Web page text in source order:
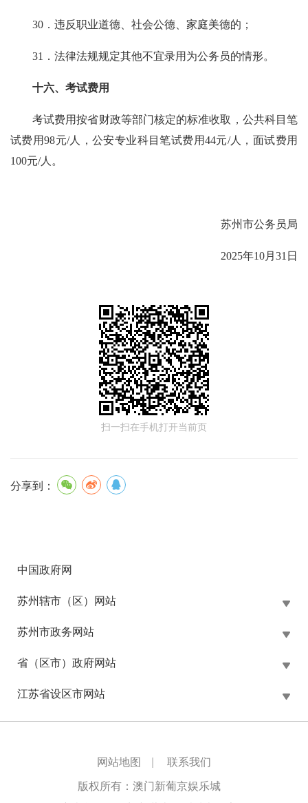
30．违反职业道德、社会公德、家庭美德的；
31．法律法规规定其他不宜录用为公务员的情形。
十六、考试费用
考试费用按省财政等部门核定的标准收取，公共科目笔
试费用98元/人，公安专业科目笔试费用44元/人，面试费用
100元/人。
苏州市公务员局
2025年10月31日
扫一扫在手机打开当前页
分享到：
中国政府网
苏州辖市（区）网站
苏州市政务网站
省（区市）政府网站
江苏省设区市网站
网站地图 联系我们
版权所有：澳门新葡京娱乐城